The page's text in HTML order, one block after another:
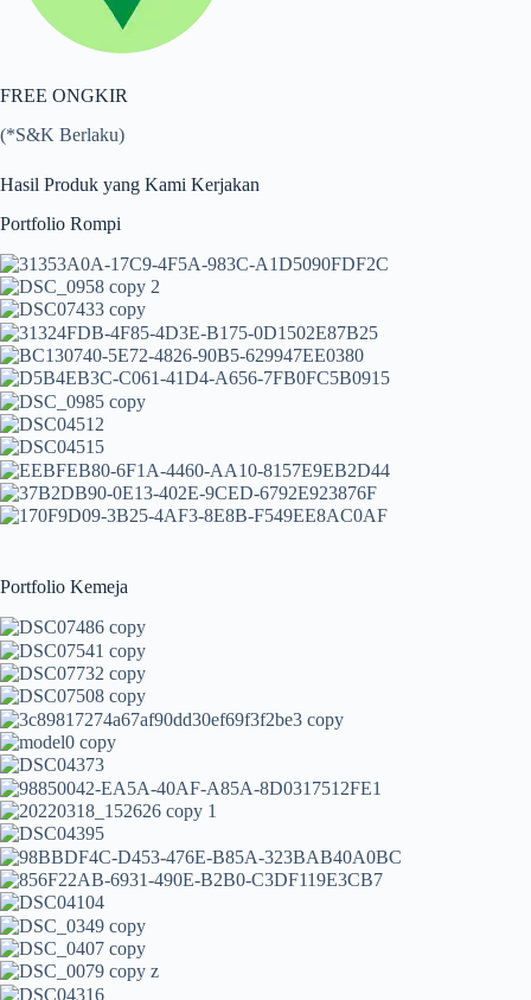
FREE ONGKIR
(*S&K Berlaku)
Hasil Produk yang Kami Kerjakan
Portfolio Rompi
Portfolio Kemeja